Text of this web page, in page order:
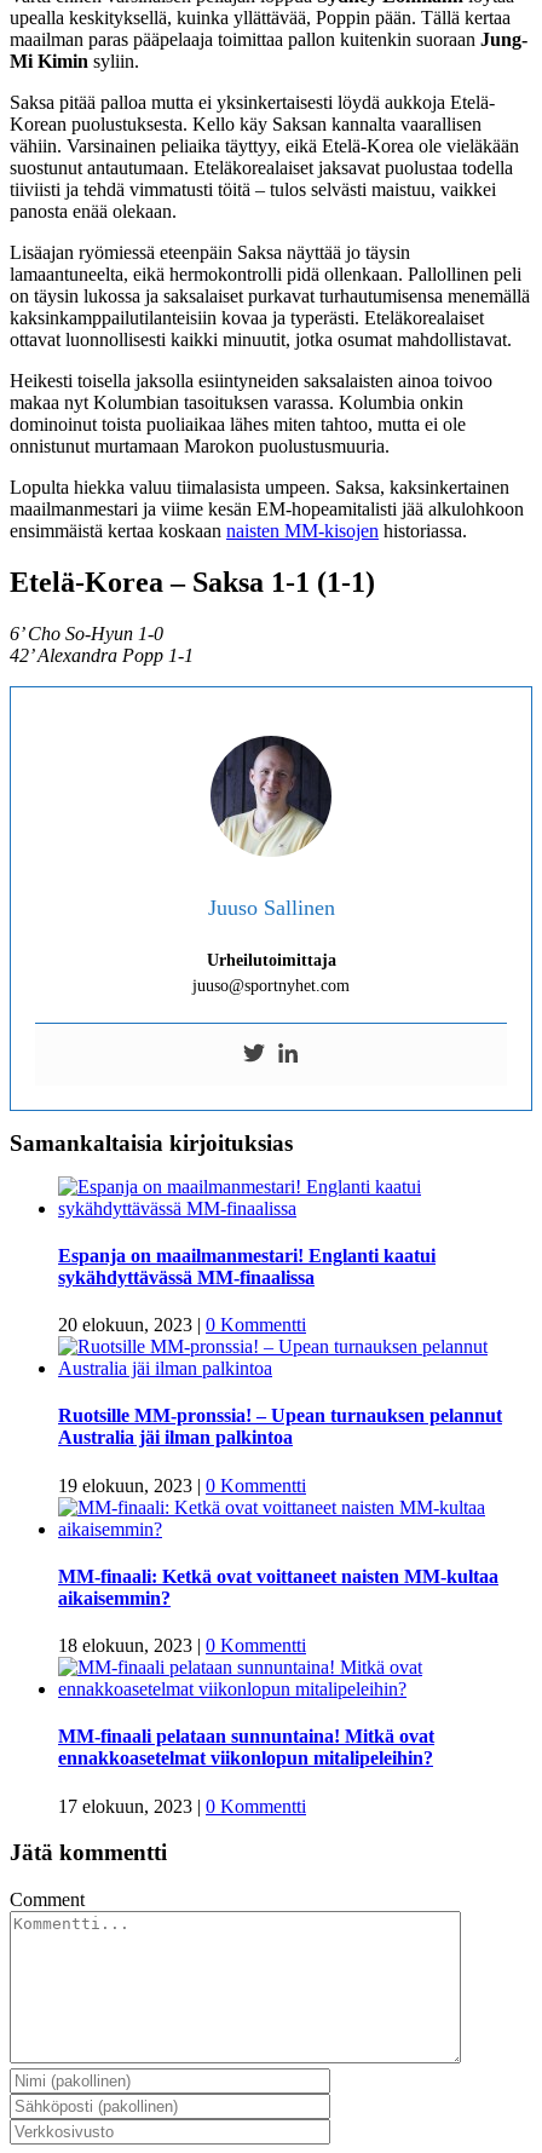
upealla keskityksellä, kuinka yllättävää, Poppin pään. Tällä kertaa
maailman paras pääpelaaja toimittaa pallon kuitenkin suoraan Jung-
Mi Kimin syliin.
Saksa pitää palloa mutta ei yksinkertaisesti löydä aukkoja Etelä-
Korean puolustuksesta. Kello käy Saksan kannalta vaarallisen
vähiin. Varsinainen peliaika täyttyy, eikä Etelä-Korea ole vieläkään
suostunut antautumaan. Eteläkorealaiset jaksavat puolustaa todella
tiiviisti ja tehdä vimmatusti töitä – tulos selvästi maistuu, vaikkei
panosta enää olekaan.
Lisäajan ryömiessä eteenpäin Saksa näyttää jo täysin
lamaantuneelta, eikä hermokontrolli pidä ollenkaan. Pallollinen peli
on täysin lukossa ja saksalaiset purkavat turhautumisensa menemällä
kaksinkamppailutilanteisiin kovaa ja typerästi. Eteläkorealaiset
ottavat luonnollisesti kaikki minuutit, jotka osumat mahdollistavat.
Heikesti toisella jaksolla esiintyneiden saksalaisten ainoa toivoo
makaa nyt Kolumbian tasoituksen varassa. Kolumbia onkin
dominoinut toista puoliaikaa lähes miten tahtoo, mutta ei ole
onnistunut murtamaan Marokon puolustusmuuria.
Lopulta hiekka valuu tiimalasista umpeen. Saksa, kaksinkertainen
maailmanmestari ja viime kesän EM-hopeamitalisti jää alkulohkoon
ensimmäistä kertaa koskaan naisten MM-kisojen historiassa.
Etelä-Korea – Saksa 1-1 (1-1)
6’ Cho So-Hyun 1-0
42’ Alexandra Popp 1-1
Juuso Sallinen
Urheilutoimittaja
juuso@sportnyhet.com
Samankaltaisia kirjoituksias
Espanja on maailmanmestari! Englanti kaatui
sykähdyttävässä MM-finaalissa
20 elokuun, 2023 | 0 Kommentti
Ruotsille MM-pronssia! – Upean turnauksen pelannut
Australia jäi ilman palkintoa
19 elokuun, 2023 | 0 Kommentti
MM-finaali: Ketkä ovat voittaneet naisten MM-kultaa
aikaisemmin?
18 elokuun, 2023 | 0 Kommentti
MM-finaali pelataan sunnuntaina! Mitkä ovat
ennakkoasetelmat viikonlopun mitalipeleihin?
17 elokuun, 2023 | 0 Kommentti
Jätä kommentti
Comment